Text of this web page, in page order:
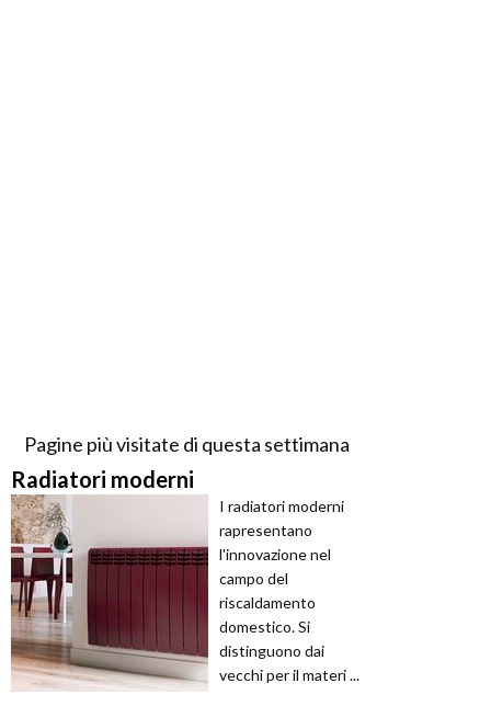
Pagine più visitate di questa settimana
Radiatori moderni
I radiatori moderni
rapresentano
l'innovazione nel
campo del
riscaldamento
domestico. Si
distinguono dai
vecchi per il materi ...